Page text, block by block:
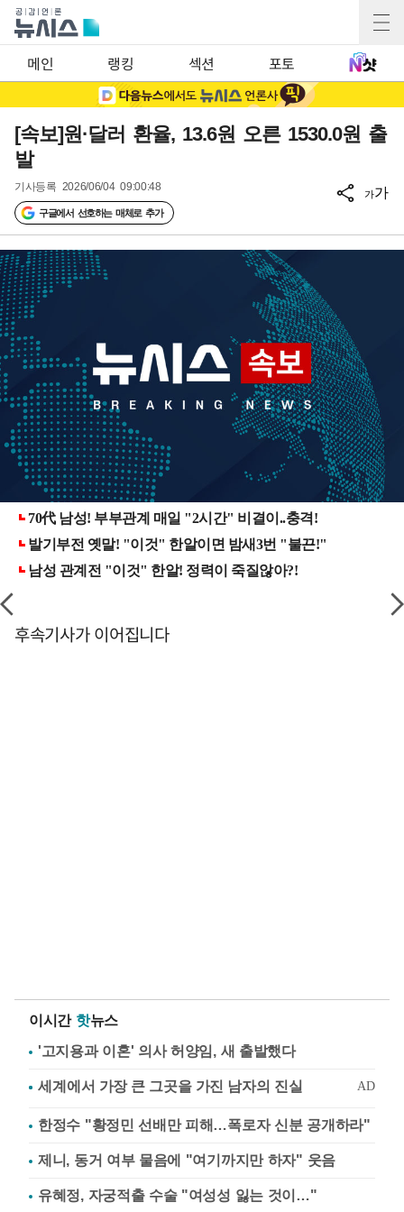
메인 랭킹 섹션 포토
[속보]원·달러 환율, 13.6원 오른 1530.0원 출
발
기사등록 2026/06/04 09:00:48
구글에서 선호하는 매체로 추가
가가
후속기사가 이어집니다
이시간 핫뉴스
'고지용과 이혼' 의사 허양임, 새 출발했다
한정수 "황정민 선배만 피해…폭로자 신분 공개하라"
제니, 동거 여부 물음에 "여기까지만 하자" 웃음
유혜정, 자궁적출 수술 "여성성 잃는 것이…"